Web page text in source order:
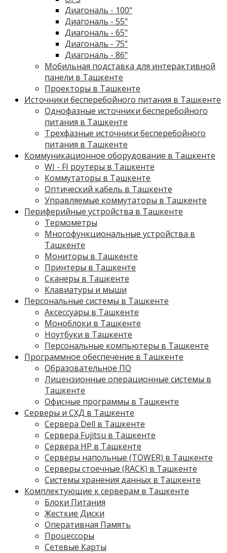
Диагональ - 100"
Диагональ - 55"
Диагональ - 65"
Диагональ - 75"
Диагональ - 86"
Мобильная подставка для интерактивной
панели в Ташкенте
Проекторы в Ташкенте
Источники бесперебойного питания в Ташкенте
Однофазные источники бесперебойного
питания в Ташкенте
Трехфазные источники бесперебойного
питания в Ташкенте
Коммуникационное оборудование в Ташкенте
WI - FI роутеры в Ташкенте
Коммутаторы в Ташкенте
Оптический кабель в Ташкенте
Управляемые коммутаторы в Ташкенте
Периферийные устройства в Ташкенте
Термометры
Многофункциональные устройства в
Ташкенте
Мониторы в Ташкенте
Принтеры в Ташкенте
Сканеры в Ташкенте
Клавиатуры и мыши
Персональные системы в Ташкенте
Аксессуары в Ташкенте
Моноблоки в Ташкенте
Ноутбуки в Ташкенте
Персональные компьютеры в Ташкенте
Программное обеспечение в Ташкенте
Образовательное ПО
Лицензионные операционные системы в
Ташкенте
Офисные программы в Ташкенте
Серверы и СХД в Ташкенте
Сервера Dell в Ташкенте
Сервера Fujitsu в Ташкенте
Сервера HP в Ташкенте
Серверы напольные (TOWER) в Ташкенте
Серверы стоечные (RACK) в Ташкенте
Системы хранения данных в Ташкенте
Комплектующие к серверам в Ташкенте
Блоки Питания
Жесткие Диски
Оперативная Память
Процессоры
Сетевые Карты